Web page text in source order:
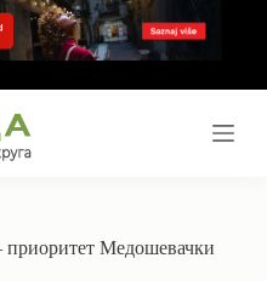
Медошевачки